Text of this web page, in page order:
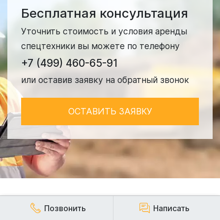
Бесплатная консультация
Уточнить стоимость и условия аренды
спецтехники вы можете по телефону
+7 (499) 460-65-91
или оставив заявку на обратный звонок
ОСТАВИТЬ ЗАЯВКУ
Позвонить Написать